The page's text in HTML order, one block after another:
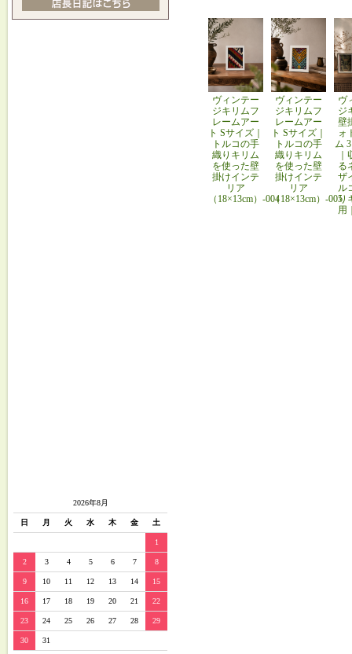
2026年8月
日 月 火 水 木 金 土
1
2 3 4 5 6 7 8
9 10 11 12 13 14 15
16 17 18 19 20 21 22
23 24 25 26 27 28 29
30 31
ヴィンテー
ジキリムフ
レームアー
ト Sサイズ｜
トルコの手
織りキリム
を使った壁
掛けインテ
リア
（18×13cm）-004
ヴィンテー
ジキリムフ
レームアー
ト Sサイズ｜
トルコの手
織りキリム
を使った壁
掛けインテ
リア
（18×13cm）-005
ヴ
ジ
壁
ォ
ム
る
ザ
ル
り
用